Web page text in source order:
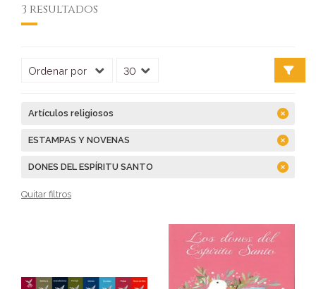
3 resultados
Artículos religiosos
ESTAMPAS Y NOVENAS
DONES DEL ESPÍRITU SANTO
Quitar filtros